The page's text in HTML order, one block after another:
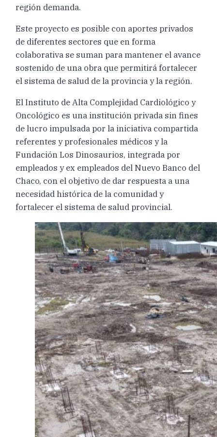
región demanda.
Este proyecto es posible con aportes privados
de diferentes sectores que en forma
colaborativa se suman para mantener el avance
sostenido de una obra que permitirá fortalecer
el sistema de salud de la provincia y la región.
El Instituto de Alta Complejidad Cardiológico y
Oncológico es una institución privada sin fines
de lucro impulsada por la iniciativa compartida
referentes y profesionales médicos y la
Fundación Los Dinosaurios, integrada por
empleados y ex empleados del Nuevo Banco del
Chaco, con el objetivo de dar respuesta a una
necesidad histórica de la comunidad y
fortalecer el sistema de salud provincial.